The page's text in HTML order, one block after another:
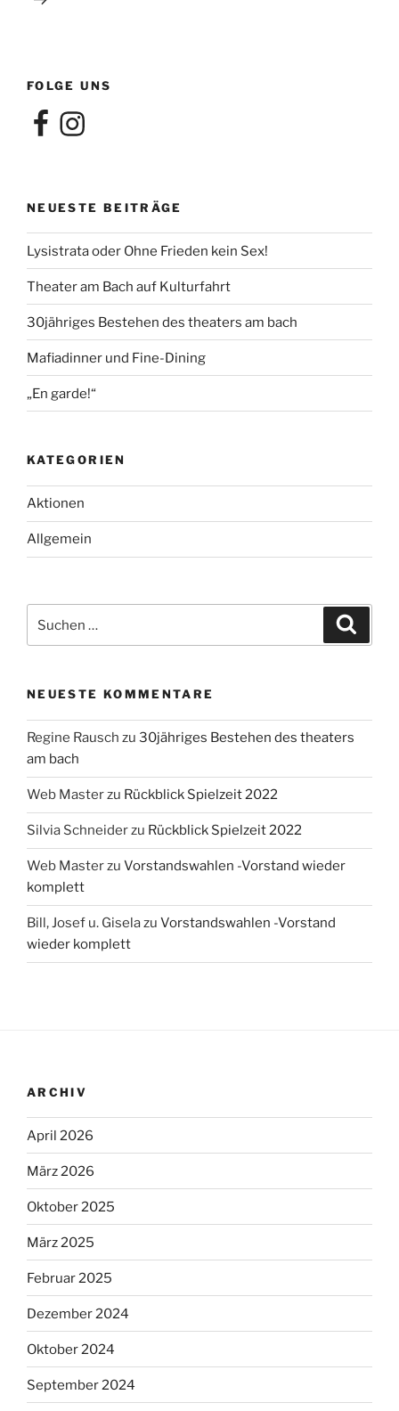
FOLGE UNS
FacebookInstagram
NEUESTE BEITRÄGE
Lysistrata oder Ohne Frieden kein Sex!
Theater am Bach auf Kulturfahrt
30jähriges Bestehen des theaters am bach
Mafiadinner und Fine-Dining
„En garde!“
KATEGORIEN
Aktionen
Allgemein
nach:
NEUESTE KOMMENTARE
Regine Rausch zu 30jähriges Bestehen des theaters
am bach
Web Masterzu Rückblick Spielzeit 2022
Silvia Schneiderzu Rückblick Spielzeit 2022
Web Masterzu Vorstandswahlen -Vorstand wieder
komplett
Bill, Josef u. Giselazu Vorstandswahlen -Vorstand
wieder komplett
ARCHIV
April 2026
März 2026
Oktober 2025
März 2025
Februar 2025
Dezember 2024
Oktober 2024
September 2024